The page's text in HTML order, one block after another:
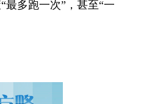
多跑一次”，甚至“一